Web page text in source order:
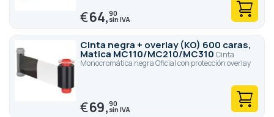
€64,90
Cinta negra + overlay (KO) 600 caras,
Matica MC110/MC210/MC310 Cinta
Monocromática negra Oficial con protección overlay
€69,90